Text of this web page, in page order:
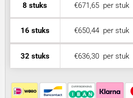
8 stuks €671,65per stuk
16 stuks €650,44per stuk
32 stuks €636,30per stuk